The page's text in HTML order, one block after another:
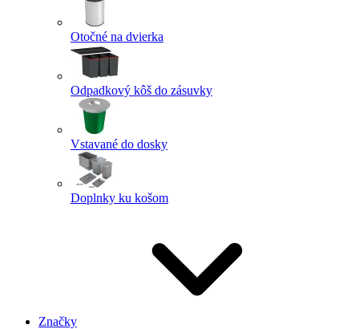
Otočné na dvierka
Odpadkový kôš do zásuvky
Vstavané do dosky
Doplnky ku košom
Značky